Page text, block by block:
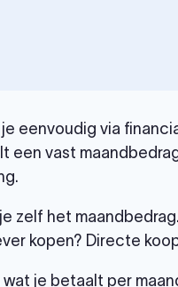
eenvoudig via
een vast
zelf het
kopen? Directe
je betaalt per